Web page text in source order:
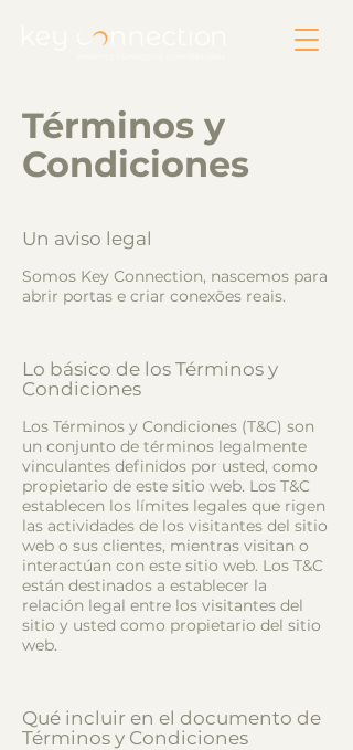
Términos y
Condiciones
Un aviso legal
Somos Key Connection, nascemos para
abrir portas e criar conexões reais.
Lo básico de los Términos y
Condiciones
Los Términos y Condiciones (T&C) son
un conjunto de términos legalmente
vinculantes definidos por usted, como
propietario de este sitio web. Los T&C
establecen los límites legales que rigen
las actividades de los visitantes del sitio
web o sus clientes, mientras visitan o
interactúan con este sitio web. Los T&C
están destinados a establecer la
relación legal entre los visitantes del
sitio y usted como propietario del sitio
web.
Qué incluir en el documento de
Términos y Condiciones